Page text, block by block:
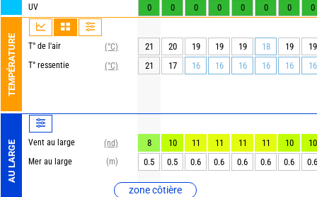
UV
TEMPÉRATURE T° de l'air
(°C)
T° ressentie
(°C)
AU LARGE Vent au large
(nd)
Mer au large
(m)
zone côtière
0 0 0 0 0 0 0 0
21 20 19 19 19 18 19
19
21
17 16 16 16 16 16 16
8 10 11 11 11 11 10
10
0.5
0.5 0.6 0.6 0.6 0.6 0.6 0.6